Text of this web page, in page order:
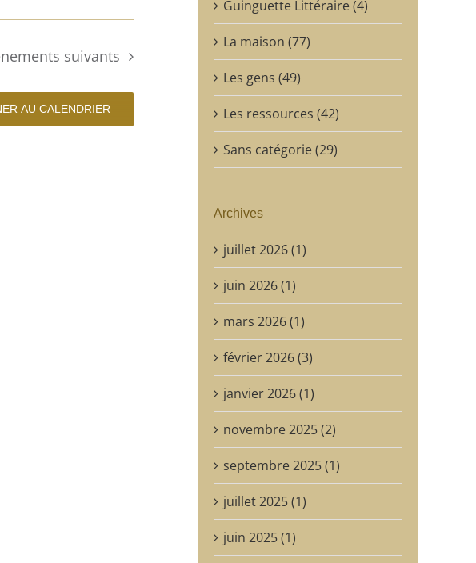
suivants
AU CALENDRIER
Guinguette Littéraire (4)
La maison (77)
Les gens (49)
Les ressources (42)
Sans catégorie (29)
Archives
juillet 2026 (1)
juin 2026 (1)
mars 2026 (1)
février 2026 (3)
janvier 2026 (1)
novembre 2025 (2)
septembre 2025 (1)
juillet 2025 (1)
juin 2025 (1)